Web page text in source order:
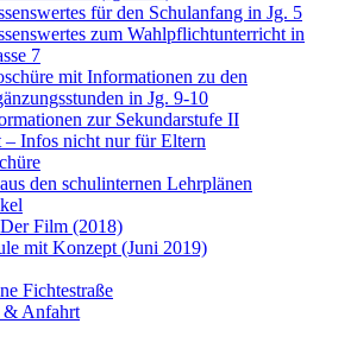
für den Schulanfang in Jg. 5
zum Wahlpflichtunterricht in
7
mit Informationen zu den
in Jg. 9-10
zur Sekundarstufe II
– Infos nicht nur für Eltern
den schulinternen Lehrplänen
Film (2018)
mit Konzept (Juni 2019)
Fichtestraße
Anfahrt